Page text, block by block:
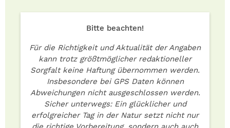
Bitte beachten!
Für die Richtigkeit und Aktualität der Angaben
kann trotz größtmöglicher redaktioneller
Sorgfalt keine Haftung übernommen werden.
Insbesondere bei GPS Daten können
Abweichungen nicht ausgeschlossen werden.
Sicher unterwegs: Ein glücklicher und
erfolgreicher Tag in der Natur setzt nicht nur